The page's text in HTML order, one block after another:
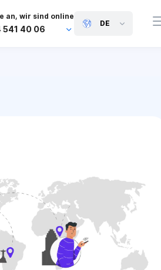
an, wir sind online
541 40 06
DE